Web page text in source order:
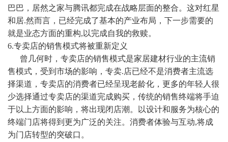
巴巴，居然之家与腾讯都完成在战略层面的整合。这对红星
和居.然而言，已经完成了基本的产业布局，下一步需要的
就是业态方面的重构,以完成自我的救赎。
6.专卖店的销售模式将被重新定义
曾几何时，专卖店的销售模式是家居建材行业的主流销
售模式，受到市场的影响，专卖.店已经不是消费者主流选
择渠道，专卖店的消费者已经呈现老龄化，更多的年轻人很
少选择通过专卖店的渠道完成购买，传统的销售终端将手迫
于以上方面的影响，将出现闭店潮。以设计和服务为核心的
终端门店将得到更为广泛的关注。消费者体验与互动,将成
为门店转型的突破口。